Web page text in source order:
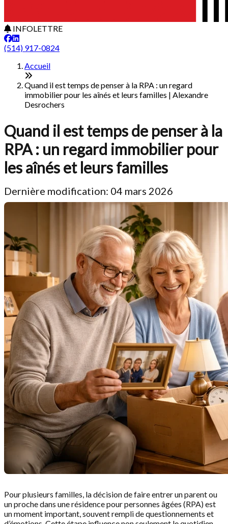
INFOLETTRE
(514) 917-0824
Accueil
Quand il est temps de penser à la RPA : un regard
immobilier pour les aînés et leurs familles | Alexandre
Desrochers
Quand il est temps de penser à la
RPA : un regard immobilier pour
les aînés et leurs familles
Dernière modification: 04 mars 2026
Pour plusieurs familles, la décision de faire entrer un parent ou
un proche dans une résidence pour personnes âgées (RPA) est
un moment important, souvent rempli de questionnements et